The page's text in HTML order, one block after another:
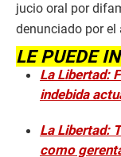
jucio oral por
denunciado por el
LE PUEDE
La Libertad:
indebida
La Libertad:
como